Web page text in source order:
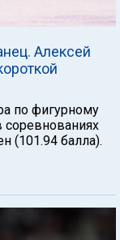
Алексей
по фигурному
(101.94 балла).